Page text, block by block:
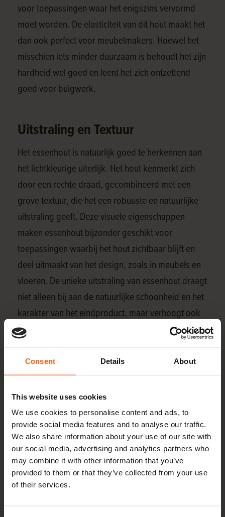
Consent Details About
This website uses cookies
We use cookies to personalise content and ads, to
provide social media features and to analyse our traffic.
We also share information about your use of our site with
our social media, advertising and analytics partners who
may combine it with other information that you’ve
provided to them or that they’ve collected from your use
of their services.
voor toepassingen waar het enigszins vervormd
moet worden. De elasticiteit van dit hout maakt het
dan ook perfect voor meubelmakers. Hoewel het
misschien iets minder duurzaam is behoudt het zijn
hardheid wel goed en leent het zich ontzettend
goed voor buigwerk.
Uitstraling en Textuur
Het essenhout is natuurlijk goed te herkennen aan
het lichtkleurige uiterlijk. Het hout kenmerkt zich
door een rechte draad, gecombineerd met een
grove textuur, die het een robuuste en natuurlijke
uitstraling geeft. Deze visuele eigenschappen
maken essenhout bijzonder geschikt voor
toepassingen waarbij het hout zichtbaar blijft en
deel uitmaakt van het design, zoals in meubels en
vloeren. De unieke uitstraling van essenhout draagt
niet alleen bij aan de natuurlijke schoonheid en het
karakter van het eindproduct, maar verhoogt ook
de esthetische waarde, waardoor elk stuk uniek is.
die essenhout tot een geliefde keuze maakt voor
ontwerpers en ambachtslieden die streven naar
zowel kwaliteit als een goed uiterlijk in hun werk.
Afwerking
Een van de meest gewaardeerde eigenschappen
van essenhout is zijn vermogen om een prachtige
afwerking te verkrijgen, waardoor het een favoriet
is onder meubelmakers en houtbewerkers. Het